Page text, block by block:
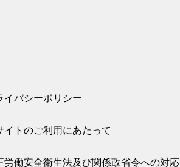
イバシーポリシー
イトのご利用にあたって
労働安全衛生法及び関係政省令への対応